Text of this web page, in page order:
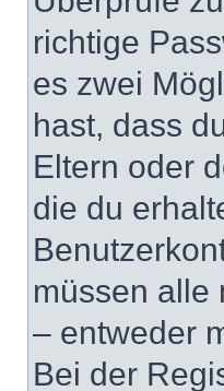
richtige
es zwei
hast, dass
Eltern oder
die du
müssen alle
– entweder
Bei der